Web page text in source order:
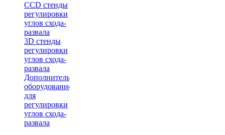
CCD стенды
регулировки
углов схода-
развала
3D стенды
регулировки
углов схода-
развала
Дополнительное
оборудование
для
регулировки
углов схода-
развала